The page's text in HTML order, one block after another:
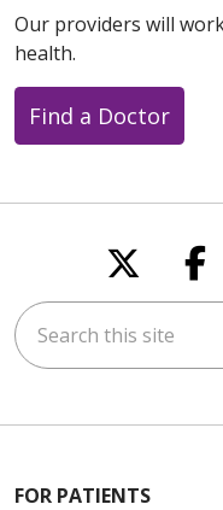
Our providers will
health.
Find a Doctor
Follow
Search this site
FOR PATIENTS